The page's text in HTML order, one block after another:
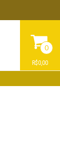
0
R$0,00